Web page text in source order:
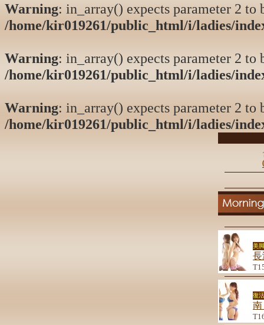
Warning: in_array() expects parameter 2 to
/home/kir019261/public_html/i/ladies/
Warning: in_array() expects parameter 2 to
/home/kir019261/public_html/i/ladies/
Warning: in_array() expects parameter 2 to
/home/kir019261/public_html/i/ladies/
美
長
復
南